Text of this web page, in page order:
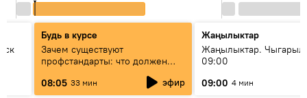
Будь в курсе
Зачем существуют
профстандарты: что должен
знать каждый специалист о
своей профессии
08:05 33 мин эфир
Жаңылыктар
Жаңылыктар.
09:00
09:00 4 мин